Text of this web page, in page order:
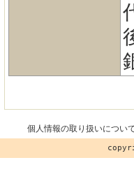
個人情報の取り扱いについ